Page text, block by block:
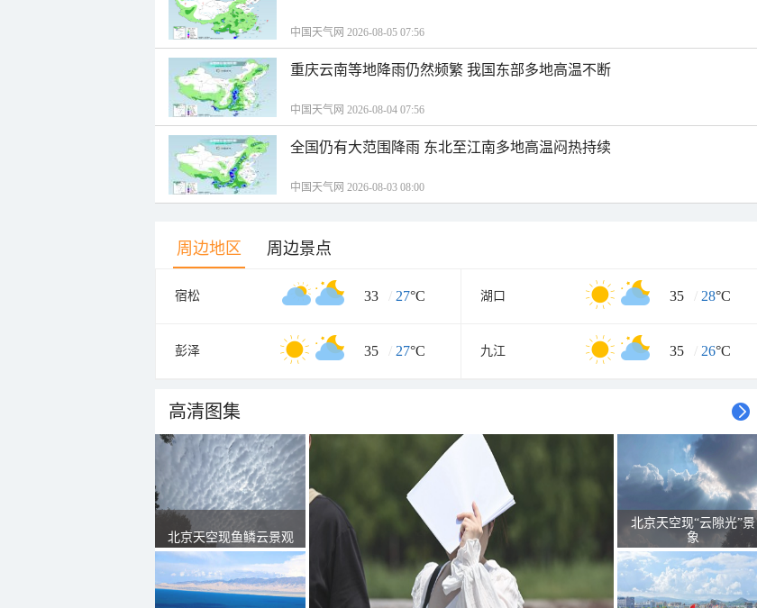
中国天气网 2026-08-05 07:56
重庆云南等地降雨仍然频繁 我国东部多地高温不断
中国天气网 2026-08-04 07:56
全国仍有大范围降雨 东北至江南多地高温闷热持续
中国天气网 2026-08-03 08:00
周边地区 周边景点
宿松 33 / 27°C 湖口 35 / 28°C
彭泽 35 / 27°C 九江 35 / 26°C
高清图集
北京天空现鱼鳞云景观
北京天空现“云隙光”景
象